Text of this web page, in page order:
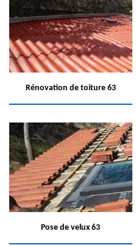
Rénovation de toiture 63
Pose de velux 63